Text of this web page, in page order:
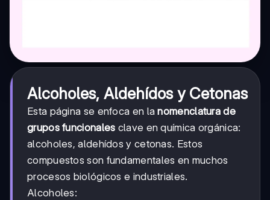
Alcoholes, Aldehídos y Cetonas
Esta página se enfoca en lanomenclatura de
grupos funcionales clave en química orgánica:
alcoholes, aldehídos y cetonas. Estos
compuestos son fundamentales en muchos
procesos biológicos e industriales.
Alcoholes: